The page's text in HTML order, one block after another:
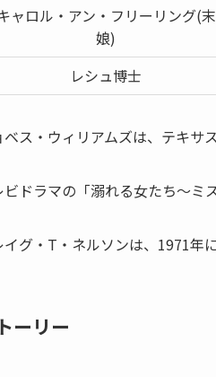
ャロル・アン・フリーリング(末
娘)
レシュ博士
ベス・ウィリアムズは、テキサ
ビドラマの「溺れる女たち～ミ
イグ・T・ネルソンは、1971年
ーリー